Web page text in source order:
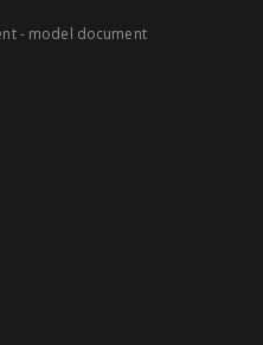
- model document